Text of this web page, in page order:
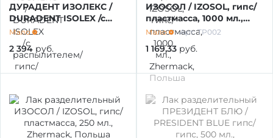
МАТЕРИАЛЫ ДЛЯ ОРТОПЕДИИ
ДЕЗИНФИЦИРУЮЩИЕ СРЕДСТВА,
АНТИСЕПТИКИ
ПОЛИРЫ ДЛЯ ПОЛИРОВАНИЯ,
ШЛИФОВАНИЯ РЕСТАВРАЦИЙ
ОБОРУДОВАНИЕ И ЗАПАСНЫЕ ЧАСТИ
ЛИТЕЙНОЕ ОБОРУДОВАНИЕ /
ИНСТРУМЕНТЫ
АРТИКУЛЛЯТОРЫ, ОККЛЮДАТОРЫ
ДУРАДЕНТ ИЗОЛЕКС /
DURADENT ISOLEX /с
распылителем/ гипс/
гипс, 1000 мл., Турция
Мало
2 394 руб.
ИЗОСОЛ / IZOSOL, гипс/
пластмасса, 1000 мл.,
Zhermack, Польша
Мало Арт: TP002
1 169,33 руб.